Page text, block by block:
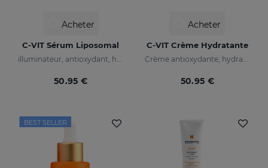
Acheter
C-VIT Sérum Liposomal
illuminateur, antioxydant, hydratant et anti-rides
50.95 €
Acheter
C-VIT Crème Hydratante
Crème antioxydante, hydratante, anti-rides et illuminatrice
50.95 €
BEST SELLER